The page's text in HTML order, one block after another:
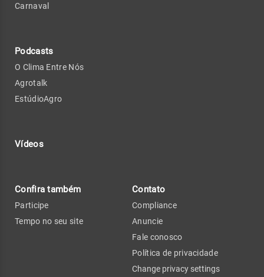
Carnaval
Podcasts
O Clima Entre Nós
Agrotalk
EstúdioAgro
Vídeos
Confira também
Participe
Tempo no seu site
Contato
Compliance
Anuncie
Fale conosco
Política de privacidade
Change privacy settings